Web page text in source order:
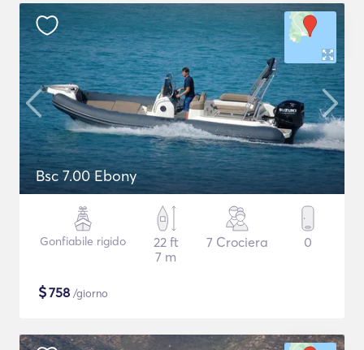
Bsc 7.00 Ebony
Gonfiabile rigido
22 ft
7 m
7 Crociera 0
$758 /giorno